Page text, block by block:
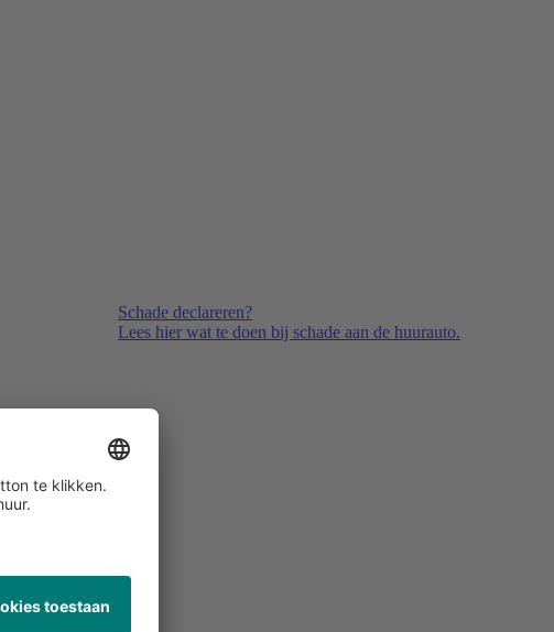
Schade declareren?
Lees hier wat te doen bij schade aan de huurauto.